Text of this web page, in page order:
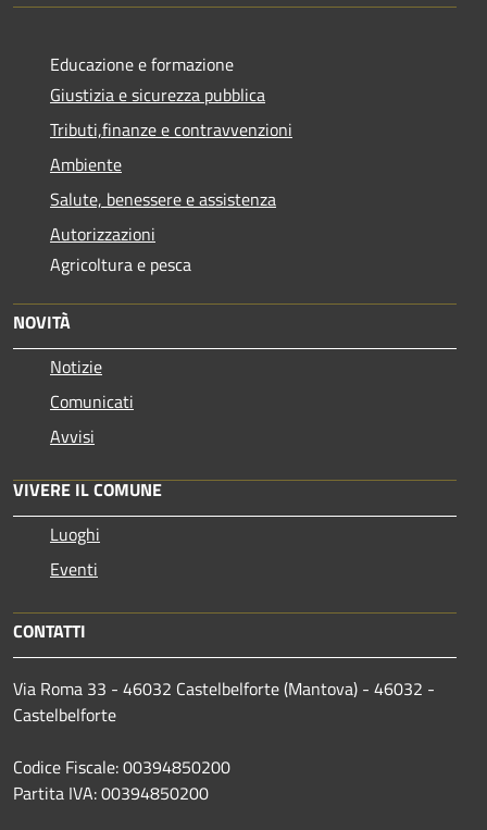
Educazione e formazione
Giustizia e sicurezza pubblica
Tributi,finanze e contravvenzioni
Ambiente
Salute, benessere e assistenza
Autorizzazioni
Agricoltura e pesca
NOVITÀ
Notizie
Comunicati
Avvisi
VIVERE IL COMUNE
Luoghi
Eventi
CONTATTI
Via Roma 33 - 46032 Castelbelforte (Mantova) - 46032 -
Castelbelforte
Codice Fiscale: 00394850200
Partita IVA: 00394850200